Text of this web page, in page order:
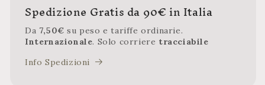
Spedizione Gratis da 90€ in Italia
Da 7,50€su peso e tariffe ordinarie.
Internazionale. Solo corriere tracciabile
Info Spedizioni